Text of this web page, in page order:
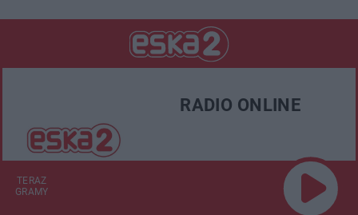
RADIO ONLINE
TERAZ
GRAMY